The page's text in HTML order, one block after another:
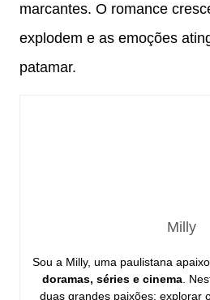
marcantes. O romance
explodem e as emoções
patamar.
Milly
Sou a Milly, uma paulistana
doramas, séries e cinema .
duas grandes paixões: explorar